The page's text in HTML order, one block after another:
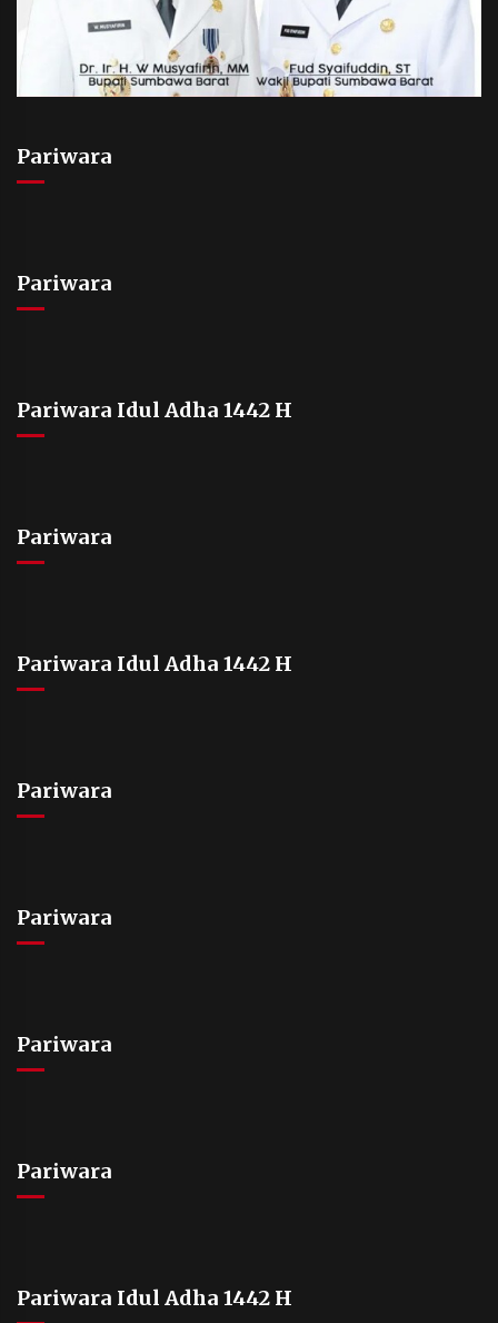
Pariwara
Pariwara
Pariwara Idul Adha 1442 H
Pariwara
Pariwara Idul Adha 1442 H
Pariwara
Pariwara
Pariwara
Pariwara
Pariwara Idul Adha 1442 H